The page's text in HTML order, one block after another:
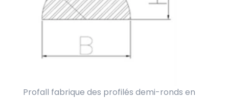
Profall fabrique des profilés demi-ronds en